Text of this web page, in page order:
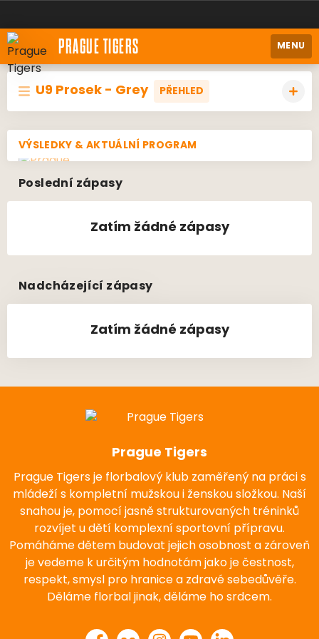
PRAGUE TIGERS MENU
U9 Prosek - Grey PŘEHLED
VÝSLEDKY & AKTUÁLNÍ PROGRAM
Poslední zápasy
Zatím žádné zápasy
Nadcházející zápasy
Zatím žádné zápasy
Prague Tigers
Prague Tigers je florbalový klub zaměřený na práci s
mládeží s kompletní mužskou i ženskou složkou. Naší
snahou je, pomocí jasně strukturovaných tréninků
rozvíjet u dětí komplexní sportovní přípravu.
Pomáháme dětem budovat jejich osobnost a zároveň
je vedeme k určitým hodnotám jako je čestnost,
respekt, smysl pro hranice a zdravé sebedůvěře.
Děláme florbal jinak, děláme ho srdcem.